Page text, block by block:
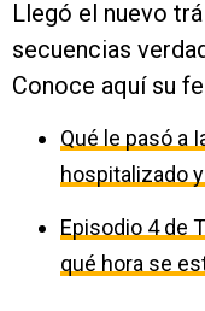
Llegó el nuevo
secuencias
Conoce aquí su
Qué le pasó a
hospitalizado
Episodio 4 de
qué hora se